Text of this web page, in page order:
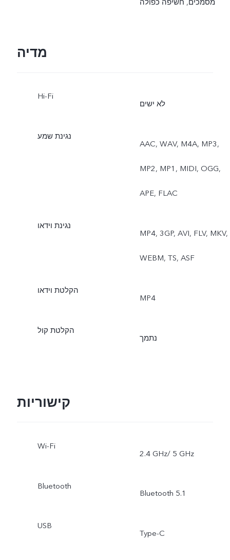
מסמכים, חשיפה כפולה
מדיה
Hi-Fi
לא ישים
נגינת שמע
AAC, WAV, M4A, MP3,
MP2, MP1, MIDI, OGG,
APE, FLAC
נגינת וידאו
MP4, 3GP, AVI, FLV, MKV,
WEBM, TS, ASF
הקלטת וידאו
MP4
הקלטת קול
נתמך
קישוריות
Wi-Fi
2.4 GHz/ 5 GHz
Bluetooth
Bluetooth 5.1
USB
Type-C